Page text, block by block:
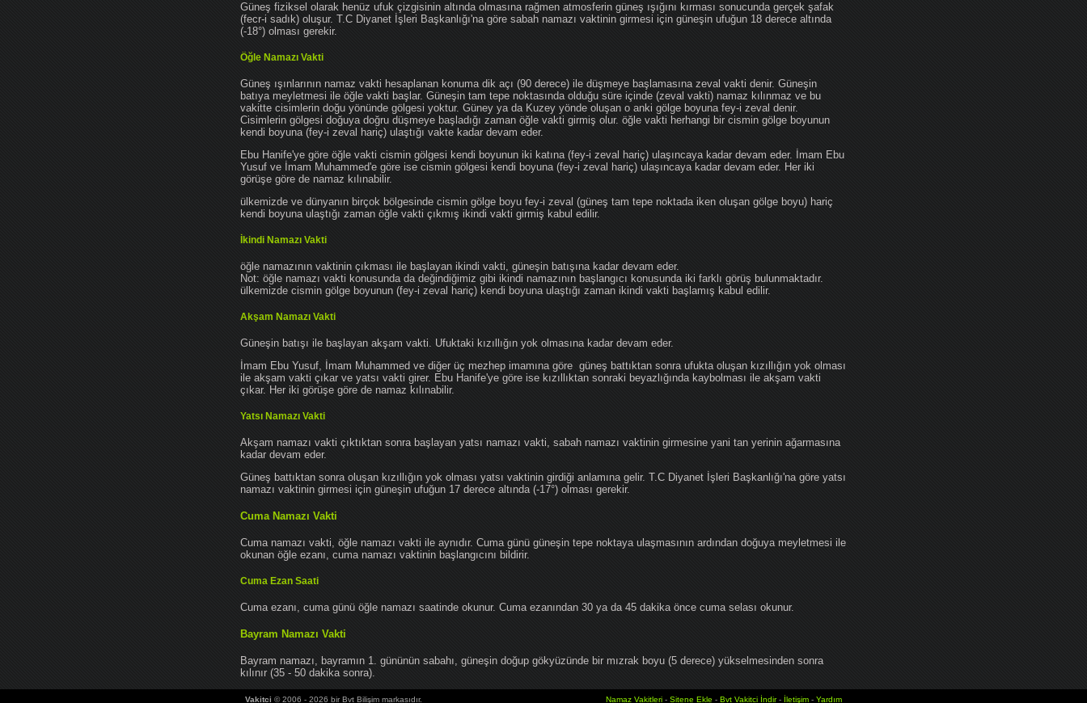
Güneş fiziksel olarak henüz ufuk çizgisinin altında olmasına rağmen atmosferin güneş ışığını kırması sonucunda gerçek şafak
(fecr-i sadık) oluşur. T.C Diyanet İşleri Başkanlığı'na göre sabah namazı vaktinin girmesi için güneşin ufuğun 18 derece altında
(-18°) olması gerekir.
Öğle Namazı Vakti
Güneş ışınlarının namaz vakti hesaplanan konuma dik açı (90 derece) ile düşmeye başlamasına zeval vakti denir. Güneşin
batıya meyletmesi ile öğle vakti başlar. Güneşin tam tepe noktasında olduğu süre içinde (zeval vakti) namaz kılınmaz ve bu
vakitte cisimlerin doğu yönünde gölgesi yoktur. Güney ya da Kuzey yönde oluşan o anki gölge boyuna fey-i zeval denir.
Cisimlerin gölgesi doğuya doğru düşmeye başladığı zaman öğle vakti girmiş olur. öğle vakti herhangi bir cismin gölge boyunun
kendi boyuna (fey-i zeval hariç) ulaştığı vakte kadar devam eder.
Ebu Hanife'ye göre öğle vakti cismin gölgesi kendi boyunun iki katına (fey-i zeval hariç) ulaşıncaya kadar devam eder. İmam Ebu
Yusuf ve İmam Muhammed'e göre ise cismin gölgesi kendi boyuna (fey-i zeval hariç) ulaşıncaya kadar devam eder. Her iki
görüşe göre de namaz kılınabilir.
ülkemizde ve dünyanın birçok bölgesinde cismin gölge boyu fey-i zeval (güneş tam tepe noktada iken oluşan gölge boyu) hariç
kendi boyuna ulaştığı zaman öğle vakti çıkmış ikindi vakti girmiş kabul edilir.
İkindi Namazı Vakti
öğle namazının vaktinin çıkması ile başlayan ikindi vakti, güneşin batışına kadar devam eder.
Not: öğle namazı vakti konusunda da değindiğimiz gibi ikindi namazının başlangıcı konusunda iki farklı görüş bulunmaktadır.
ülkemizde cismin gölge boyunun (fey-i zeval hariç) kendi boyuna ulaştığı zaman ikindi vakti başlamış kabul edilir.
Akşam Namazı Vakti
Güneşin batışı ile başlayan akşam vakti. Ufuktaki kızıllığın yok olmasına kadar devam eder.
İmam Ebu Yusuf, İmam Muhammed ve diğer üç mezhep imamına göre güneş battıktan sonra ufukta oluşan kızıllığın yok olması
ile akşam vakti çıkar ve yatsı vakti girer. Ebu Hanife'ye göre ise kızıllıktan sonraki beyazlığında kaybolması ile akşam vakti
çıkar. Her iki görüşe göre de namaz kılınabilir.
Yatsı Namazı Vakti
Akşam namazı vakti çıktıktan sonra başlayan yatsı namazı vakti, sabah namazı vaktinin girmesine yani tan yerinin ağarmasına
kadar devam eder.
Güneş battıktan sonra oluşan kızıllığın yok olması yatsı vaktinin girdiği anlamına gelir. T.C Diyanet İşleri Başkanlığı'na göre yatsı
namazı vaktinin girmesi için güneşin ufuğun 17 derece altında (-17°) olması gerekir.
Cuma Namazı Vakti
Cuma namazı vakti, öğle namazı vakti ile aynıdır. Cuma günü güneşin tepe noktaya ulaşmasının ardından doğuya meyletmesi ile
okunan öğle ezanı, cuma namazı vaktinin başlangıcını bildirir.
Cuma Ezan Saati
Cuma ezanı, cuma günü öğle namazı saatinde okunur. Cuma ezanından 30 ya da 45 dakika önce cuma selası okunur.
Bayram Namazı Vakti
Bayram namazı, bayramın 1. gününün sabahı, güneşin doğup gökyüzünde bir mızrak boyu (5 derece) yükselmesinden sonra
kılınır (35 - 50 dakika sonra).
Vakitci © 2006 - 2026 bir Bvt Bilişim markasıdır. Namaz Vakitleri - Sitene Ekle - Bvt Vakitci İndir- İletişim - Yardım